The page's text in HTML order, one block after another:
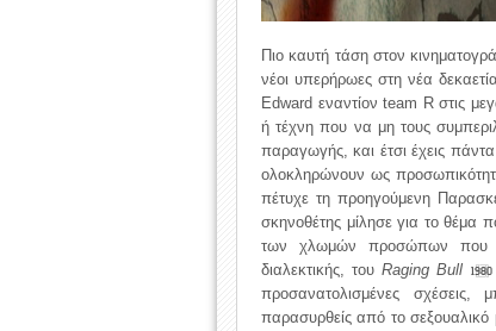
Πιο καυτή τάση στον
νέοι υπερήρωες στη νέα
Edward εναντίον team R στις
ή τέχνη που να μη τους
παραγωγής, και έτσι έχεις
ολοκληρώνουν ως
πέτυχε τη προηγούμενη
σκηνοθέτης μίλησε για το
των χλωμών προσώπων που
διαλεκτικής, του Raging Bull 1980
προσανατολισμένες
παρασυρθείς από το σεξουαλικό